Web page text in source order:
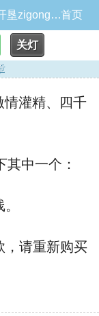
阴曹地府之冷俊刑官工作日记_D14开垦zigong、撞扁芽、激情灌精、四千度烈焰、放置PLAY首页
关灯
灌精、四千
中一个：
请重新购买